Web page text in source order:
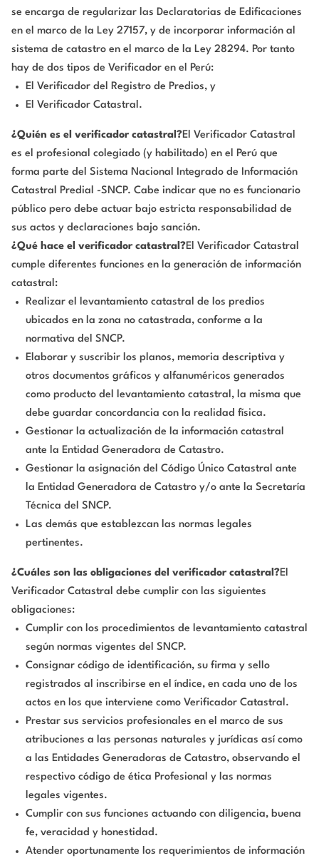
se encarga de regularizar las Declaratorias de Edificaciones
en el marco de la Ley 27157, y de incorporar información al
sistema de catastro en el marco de la Ley 28294. Por tanto
hay de dos tipos de Verificador en el Perú:
El Verificador del Registro de Predios, y
El Verificador Catastral.
¿Quién es el verificador catastral?El Verificador Catastral
es el profesional colegiado (y habilitado) en el Perú que
forma parte del Sistema Nacional Integrado de Información
Catastral Predial -SNCP. Cabe indicar que no es funcionario
público pero debe actuar bajo estricta responsabilidad de
sus actos y declaraciones bajo sanción.
¿Qué hace el verificador catastral?El Verificador Catastral
cumple diferentes funciones en la generación de información
catastral:
Realizar el levantamiento catastral de los predios
ubicados en la zona no catastrada, conforme a la
normativa del SNCP.
Elaborar y suscribir los planos, memoria descriptiva y
otros documentos gráficos y alfanuméricos generados
como producto del levantamiento catastral, la misma que
debe guardar concordancia con la realidad física.
Gestionar la actualización de la información catastral
ante la Entidad Generadora de Catastro.
Gestionar la asignación del Código Único Catastral ante
la Entidad Generadora de Catastro y/o ante la Secretaría
Técnica del SNCP.
Las demás que establezcan las normas legales
pertinentes.
¿Cuáles son las obligaciones del verificador catastral?El
Verificador Catastral debe cumplir con las siguientes
obligaciones:
Cumplir con los procedimientos de levantamiento catastral
según normas vigentes del SNCP.
Consignar código de identificación, su firma y sello
registrados al inscribirse en el índice, en cada uno de los
actos en los que interviene como Verificador Catastral.
Prestar sus servicios profesionales en el marco de sus
atribuciones a las personas naturales y jurídicas así como
a las Entidades Generadoras de Catastro, observando el
respectivo código de ética Profesional y las normas
legales vigentes.
Cumplir con sus funciones actuando con diligencia, buena
fe, veracidad y honestidad.
Atender oportunamente los requerimientos de información